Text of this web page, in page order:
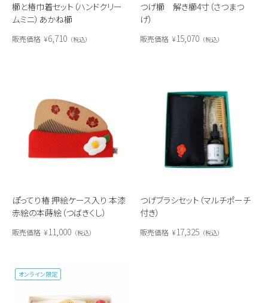
櫛と椿巾着セット（ハンドクリー
ムミニ）あかね櫛
販売価格 ¥6,710 税込
つげ櫛 解き櫛4寸（さつまつ
げ）
販売価格 ¥15,070 税込
ぽってり椿 押絵ケース入り 本漆
赤絵の本蒔絵（つばきくし）
販売価格 ¥11,000 税込
つげブラシセット（マルチポーチ
付き）
販売価格 ¥17,325 税込
オンライン限定